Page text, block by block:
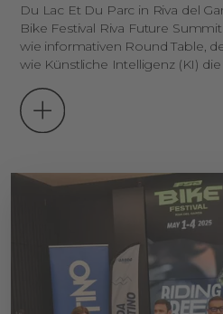
Du Lac Et Du Parc in Riva del
Bike Festival Riva Future
wie informativen Round Table,
wie Künstliche Intelligenz (KI)